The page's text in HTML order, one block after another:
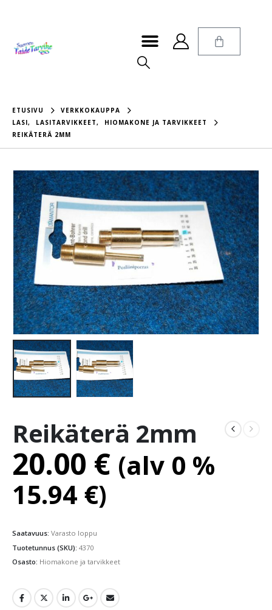
ETUSIVU
VERKKOKAUPPA
LASI, LASITARVIKKEET,
HIOMAKONE JA TARVIKKEET
REIKÄTERÄ 2MM
Reikäterä 2mm
20.00 € (alv 0 %
15.94 €)
Saatavuus: Varasto loppu
Tuotetunnus (SKU): 4370
Osasto: Hiomakone ja tarvikkeet